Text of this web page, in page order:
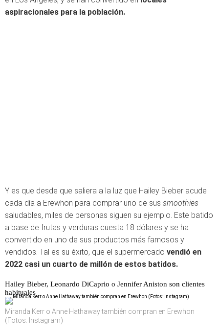
aspiracionales para la población.
Y es que desde que saliera a la luz que Hailey Bieber acude
cada día a Erewhon para comprar uno de sus smoothies
saludables, miles de personas siguen su ejemplo. Este batido
a base de frutas y verduras cuesta 18 dólares y se ha
convertido en uno de sus productos más famosos y
vendidos. Tal es su éxito, que el supermercado vendió en
2022 casi un cuarto de millón de estos batidos.
Hailey Bieber, Leonardo DiCaprio o Jennifer Aniston son clientes
habituales
Miranda Kerr o Anne Hathaway también compran en Erewhon
(Fotos: Instagram)